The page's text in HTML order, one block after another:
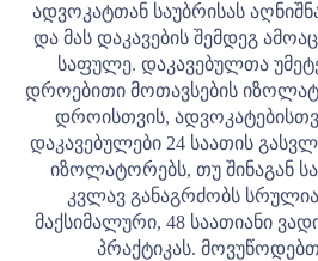
ადვოკატთან საუბრისას
და მას დაკავების შემდეგ
საფულე. დაკავებულთა
დროებითი მოთავსების
დროისთვის,
დაკავებულები 24 საათის
იზოლატორებს, თუ შინაგან
კვლავ განაგრძობს
მაქსიმალური, 48 საათიანი
პრაქტიკას.